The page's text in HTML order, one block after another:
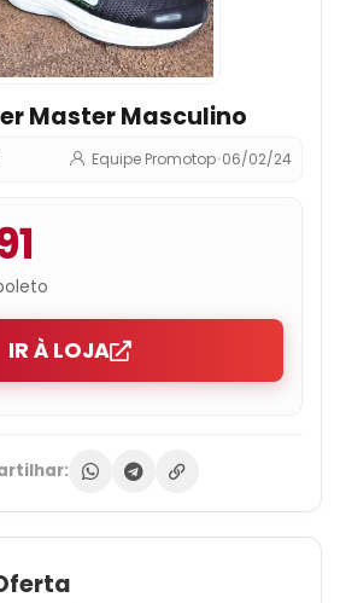
Master Masculino
Equipe Promotop•06/02/24
IR À LOJA